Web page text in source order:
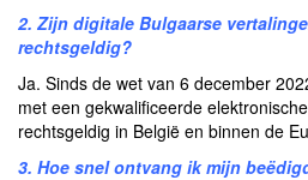
2. Zijn digitale Bulgaarse
rechtsgeldig?
Ja. Sinds de wet van 6 december
met een gekwalificeerde
rechtsgeldig in België en binnen de
3. Hoe snel ontvang ik mijn